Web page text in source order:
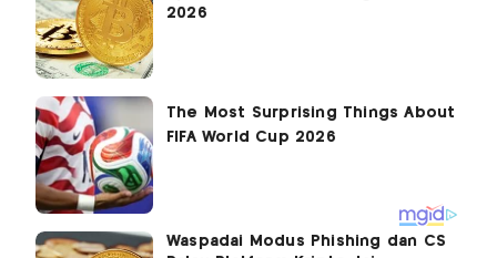
2026
Waspadai Modus Phishing dan CS